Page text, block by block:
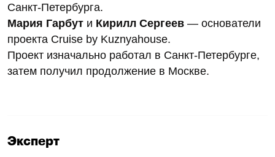
Санкт-Петербурга.
Мария Гарбут и Кирилл Сергеев — основатели
проекта Cruise by Kuznyahouse.
Проект изначально работал в Санкт-Петербурге,
затем получил продолжение в Москве.
Эксперт